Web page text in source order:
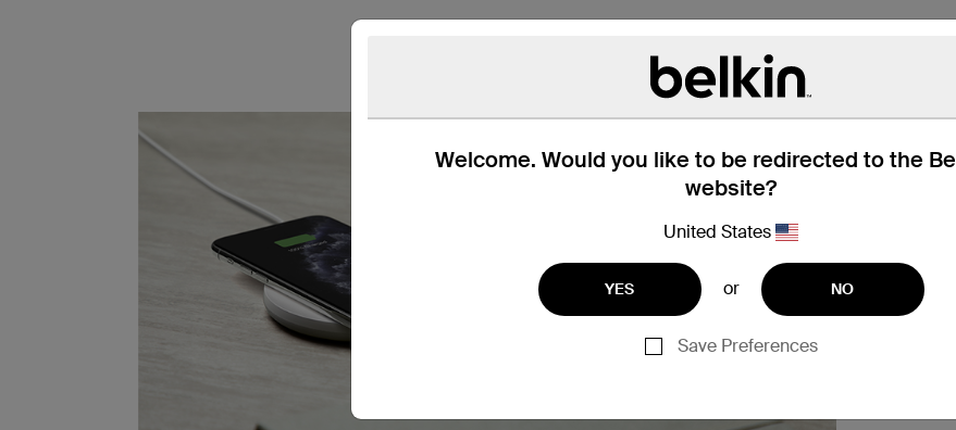
Welcome. Would you like to be redirected to the
website?
United States
YES or NO
Save Preferences